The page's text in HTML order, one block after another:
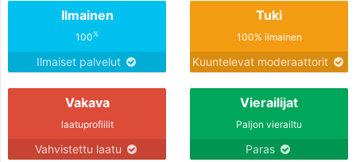
Ilmainen
100%
Ilmaiset palvelut
Tuki
100% ilmainen
Kuuntelevat moderaattorit
Vakava
laatuprofiilit
Vahvistettu laatu
Vierailijat
Paljon vierailtu
Paras